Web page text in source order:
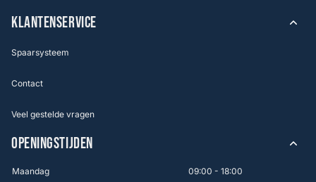
KLANTENSERVICE
Spaarsysteem
Contact
Veel gestelde vragen
OPENINGSTIJDEN
Maandag
09:00 - 18:00